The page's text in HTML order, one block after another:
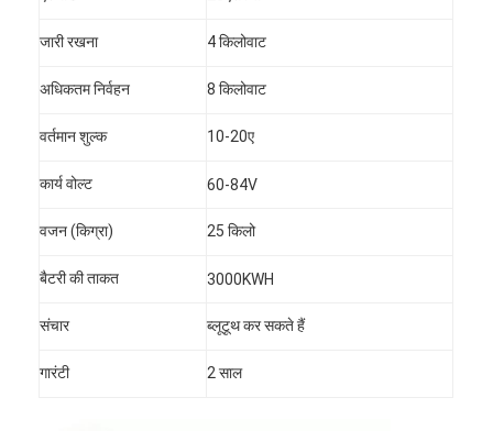
जारी रखना 4 किलोवाट
अधिकतम निर्वहन 8 किलोवाट
वर्तमान शुल्क 10-20ए
कार्य वोल्ट 60-84V
वजन (किग्रा) 25 किलो
बैटरी की ताकत 3000KWH
संचार ब्लूटूथ कर सकते हैं
गारंटी 2 साल